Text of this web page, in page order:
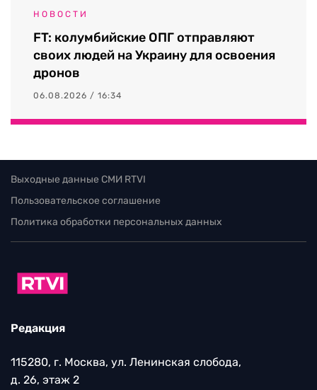
НОВОСТИ
FT: колумбийские ОПГ отправляют
своих людей на Украину для освоения
дронов
06.08.2026 / 16:34
Выходные данные СМИ RTVI
Пользовательское соглашение
Политика обработки персональных данных
Редакция
115280, г. Москва, ул. Ленинская слобода,
д. 26, этаж 2